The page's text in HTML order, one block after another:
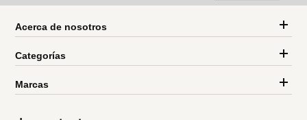
Acerca de nosotros
Categorías
Marcas